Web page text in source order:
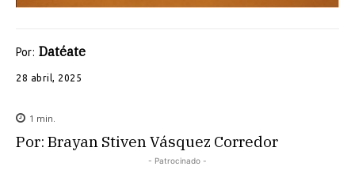
Por: Datéate
28 abril, 2025
1 min.
Por: Brayan Stiven Vásquez Corredor
- Patrocinado -